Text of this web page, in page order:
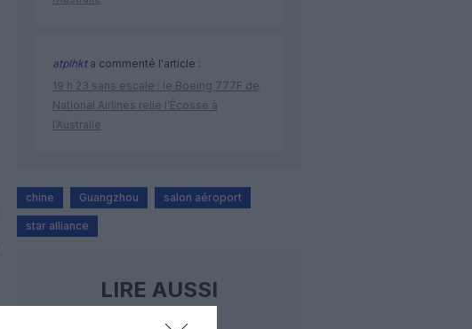
atplhkta commenté l'article :
19 h 23 sans escale : le Boeing 777F de
National Airlines relie l’Écosse à
l’Australie
chine Guangzhou salon aéroport
star alliance
LIRE AUSSI